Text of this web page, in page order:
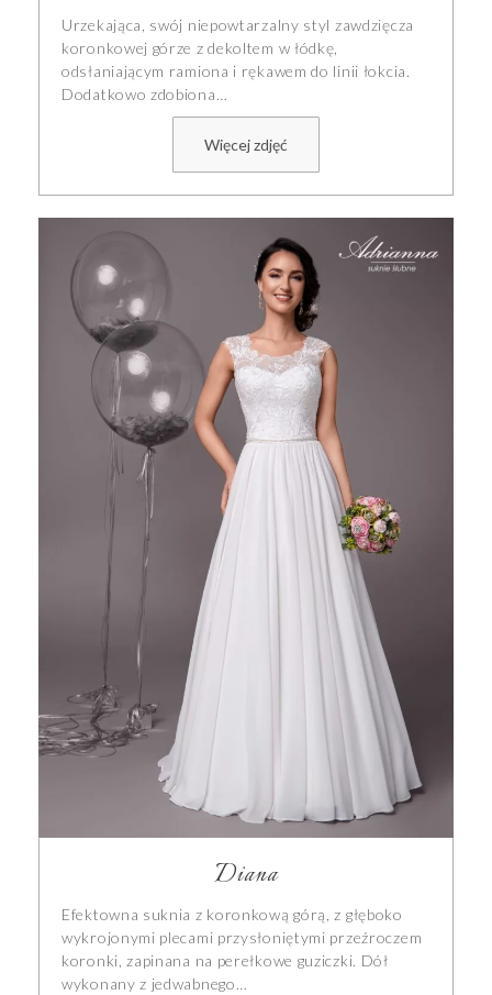
Urzekająca, swój niepowtarzalny styl zawdzięcza
koronkowej górze z dekoltem w łódkę,
odsłaniającym ramiona i rękawem do linii łokcia.
Dodatkowo zdobiona…
Więcej zdjęć
Diana
Efektowna suknia z koronkową górą, z głęboko
wykrojonymi plecami przysłoniętymi przeźroczem
koronki, zapinana na perełkowe guziczki. Dół
wykonany z jedwabnego…